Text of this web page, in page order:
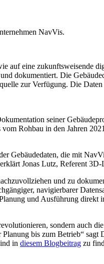
NavVis.
eine zukunftsweisende
dokumentiert. Die
zur Verfügung. Die
seiner
Rohbau in den Jahren
Gebäudedaten, die mit
Jonas Lutz, Referent
und zu
navigierbarer
und Ausführung direkt
sondern auch
bis zum Betrieb“
in diesem Blogbeitrag zu